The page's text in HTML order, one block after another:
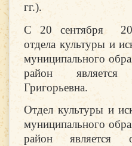
гг.).
С 20 сентября
отдела культуры и
муниципального
район
Григорьевна.
Отдел культуры и
муниципального
район является